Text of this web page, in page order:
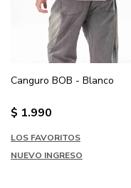
Canguro BOB - Blanco
$ 1.990
LOS FAVORITOS
NUEVO INGRESO